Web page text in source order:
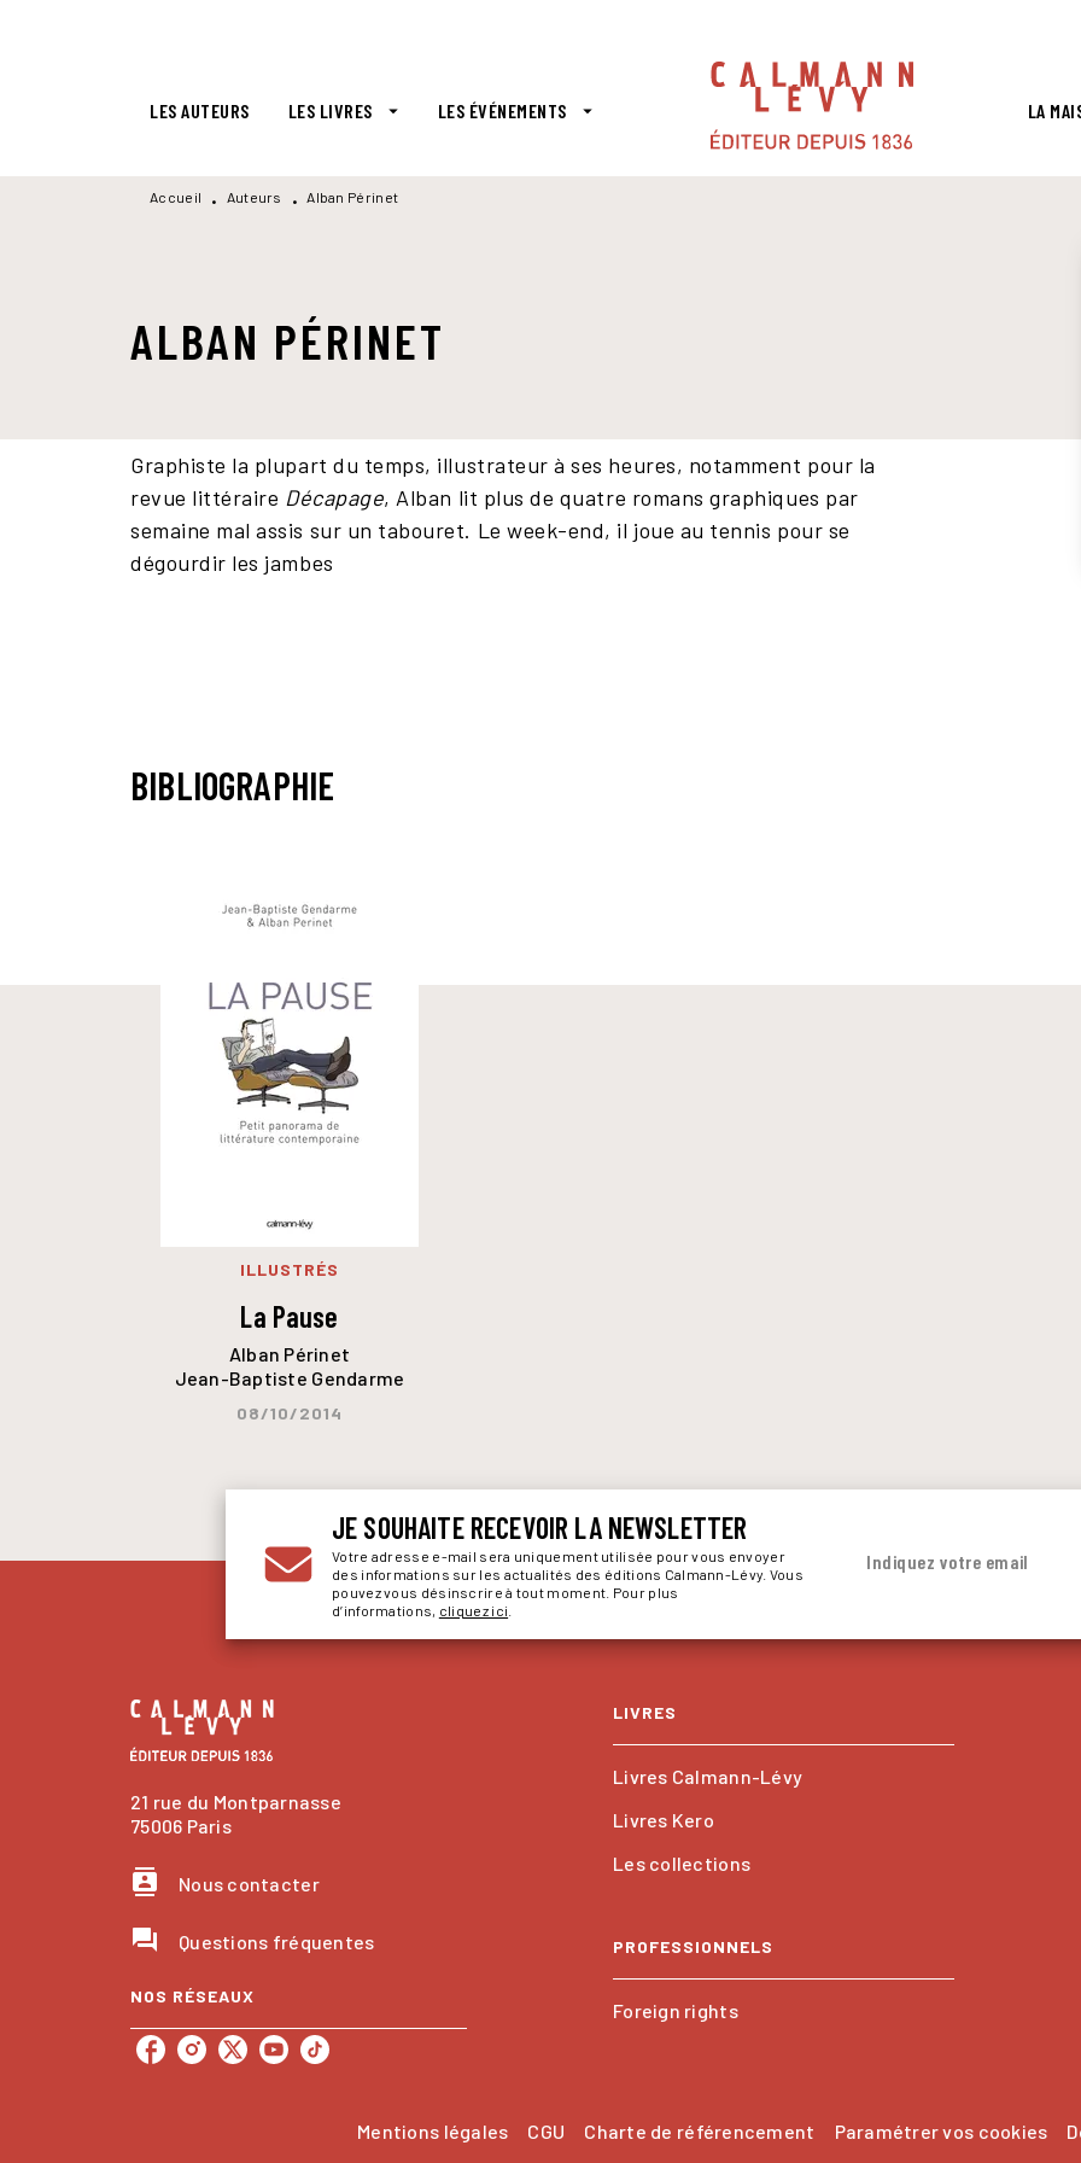
LES AUTEURS LES LIVRES arrow_drop_down LES ÉVÉNEMENTS arrow_drop_down LA
Accueil • Auteurs • Alban Périnet
ALBAN PÉRINET
Graphiste la plupart du temps, illustrateur à ses heures, notamment pour la
revue littéraire Décapage, Alban lit plus de quatre romans graphiques par
semaine mal assis sur un tabouret. Le week-end, il joue au tennis pour se
dégourdir les jambes
BIBLIOGRAPHIE
ILLUSTRÉS
La Pause
Alban Périnet
Jean-Baptiste Gendarme
08/10/2014
JE SOUHAITE RECEVOIR LA NEWSLETTER
Votre adresse e-mail sera uniquement utilisée pour vous envoyer
des informations sur les actualités des éditions Calmann-Lévy. Vous
pouvez vous désinscrire à tout moment. Pour plus
d’informations, cliquez ici
Indiquez votre email
21 rue du Montparnasse
75006 Paris
contacts Nous contacter
question_answer Questions fréquentes
NOS RÉSEAUX
LIVRES
Livres Calmann-Lévy
Livres Kero
Les collections
PROFESSIONNELS
Foreign rights
Mentions légales CGU Charte de référencement Paramétrer vos cookies